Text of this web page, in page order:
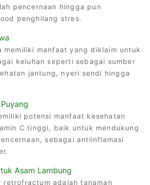
pencernaan hingga pun
penghilang stres.
memiliki manfaat yang diklaim untuk
keluhan seperti sebagai sumber
jantung, nyeri sendi hingga
potensi manfaat kesehatan
C tinggi, baik untuk mendukung
sebagai antiinflamasi
Asam Lambung
adalah tanaman